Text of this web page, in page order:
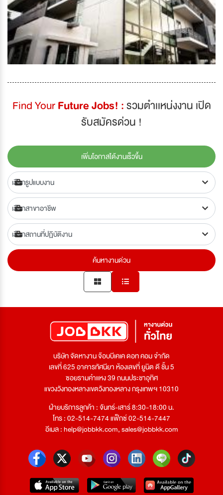
Find YourFuture Jobs! :รวมตำเเหน่งงาน เปิด
รับสมัครด่วน !
เพิ่มโอกาสได้งานเร็วขึ้น
ค้นหางานด่วน
บริษัท จัดหางาน จ๊อบบีเคเค ดอท คอม จำกัด
เลขที่ 625 อาคารทัศนียา ห้องเลขที่ ยูนิต ดี ชั้น 5
ซอยรามคำแหง 39 ถนนประชาอุทิศ
แขวงวังทองหลางเขตวังทองหลาง กรุงเทพฯ 10310
ฝ่ายบริการลูกค้า : จันทร์-เสาร์ 8:30-18:00 น.
โทร : 02-514-7474 แฟ็กซ์ 02-514-7447
อีเมล :help@jobbkk.com,sales@jobbkk.com